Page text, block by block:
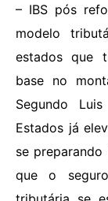
– IBS pós
modelo
estados que
base no
Segundo
Estados já
se
que o